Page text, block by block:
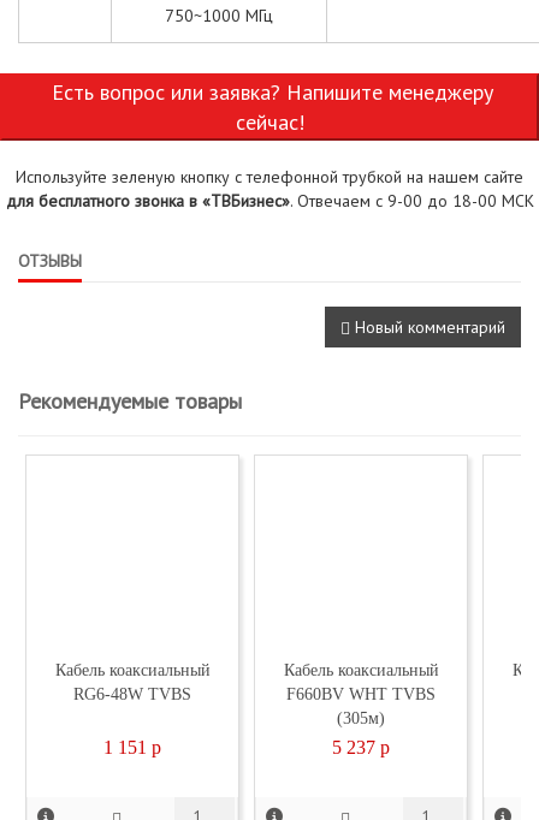
750~1000 МГц
сейчас!
Используйте зеленую кнопку с телефонной трубкой на нашем сайте
для бесплатного звонка в «ТВБизнес». Отвечаем с 9-00 до 18-00 МСК
ОТЗЫВЫ
Новый комментарий
Рекомендуемые товары
Кабель коаксиальный
RG6-48W TVBS
1 151 p
Кабель коаксиальный
F660BV WHT TVBS
(305м)
5 237 p